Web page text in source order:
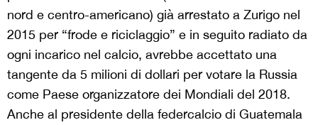
nord e centro-americano) già arrestato a Zurigo nel
2015 per “frode e riciclaggio” e in seguito radiato da
ogni incarico nel calcio, avrebbe accettato una
tangente da 5 milioni di dollari per votare la Russia
come Paese organizzatore dei Mondiali del 2018.
Anche al presidente della federcalcio di Guatemala